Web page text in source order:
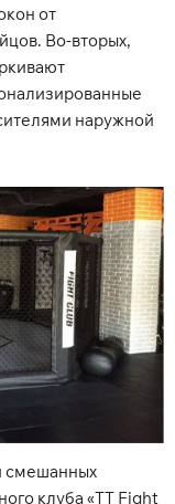
от
Во-вторых,
наружной
смешанных
клуба «TT Fight